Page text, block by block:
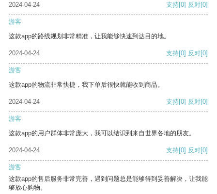
2024-04-24
支持[0] 反对[0]
游客
这款app的路线规划非常精准，让我能够快速到达目的地。
2024-04-24 支持[0] 反对[0]
游客
这款app的物流非常快捷，我下单后很快就能收到商品。
2024-04-24 支持[0] 反对[0]
游客
这款app的用户群体非常庞大，我可以结识到来自世界各地的朋友。
2024-04-24 支持[0] 反对[0]
游客
这款app的售后服务非常完善，遇到问题总是能够得到妥善解决，让我能
够放心购物。